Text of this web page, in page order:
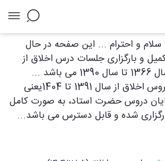
دفتر
سلام و احترام ... این صفحه در حال
و بارگزاری جلسات درس اخلاق از
سال 1366 تا سال 1390 می باشد ...
دروس اخلاق از سال 1391 تا 1404یعنی
دروس حضرت استاد، به صورت کامل
شده و قابل دسترس می باشد...